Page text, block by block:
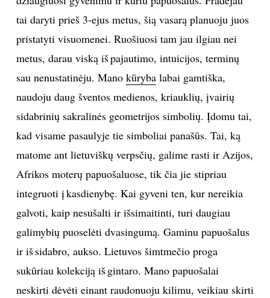
PRENUMERUOK
NAUJIENLAIŠKĮ
Jūs sutinkate su
taisyklėmis
tai daryti prieš 3-ejus metus, šią vasarą planuoju juos
pristatyti visuomenei. Ruošiuosi tam jau ilgiau nei
metus, darau viską iš pajautimo, intuicijos, terminų
sau nenustatinėju. Mano kūrybalabai gamtiška,
naudoju daug šventos medienos, kriauklių, įvairių
sidabrinių sakralinės geometrijos simbolių. Įdomu tai,
kad visame pasaulyje tie simboliai panašūs. Tai, ką
matome ant lietuviškų verpsčių, galime rasti ir Azijos,
Afrikos moterų papuošaluose, tik čia jie stipriau
integruoti į kasdienybę. Kai gyveni ten, kur nereikia
galvoti, kaip nesušalti ir išsimaitinti, turi daugiau
galimybių puoselėti dvasingumą. Gaminu papuošalus
ir iš sidabro, aukso. Lietuvos šimtmečio proga
sukūriau kolekciją iš gintaro. Mano papuošalai
neskirti dėvėti einant raudonuoju kilimu, veikiau skirti